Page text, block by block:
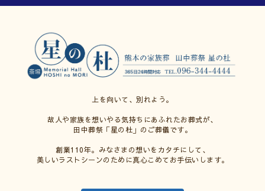
上を向いて、別れよう。
故人や家族を想いやる気持ちにあふれたお葬式が、
田中葬祭「星の杜」のご葬儀です。
創業110年。みなさまの想いをカタチにして、
美しいラストシーンのために真心こめてお手伝いします。